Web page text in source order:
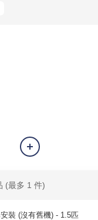
(最多 1 件)
裝 (沒有舊機) - 1.5匹